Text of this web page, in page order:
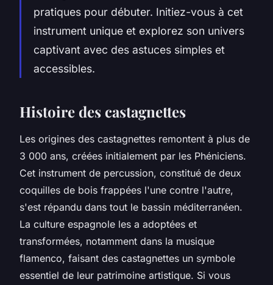
pratiques pour débuter. Initiez-vous à cet
instrument unique et explorez son univers
captivant avec des astuces simples et
accessibles.
Histoire des castagnettes
Les origines des castagnettes remontent à plus de
3 000 ans, créées initialement par les Phéniciens.
Cet instrument de percussion, constitué de deux
coquilles de bois frappées l'une contre l'autre,
s'est répandu dans tout le bassin méditerranéen.
La culture espagnole les a adoptées et
transformées, notamment dans la musique
flamenco, faisant des castagnettes un symbole
essentiel de leur patrimoine artistique. Si vous